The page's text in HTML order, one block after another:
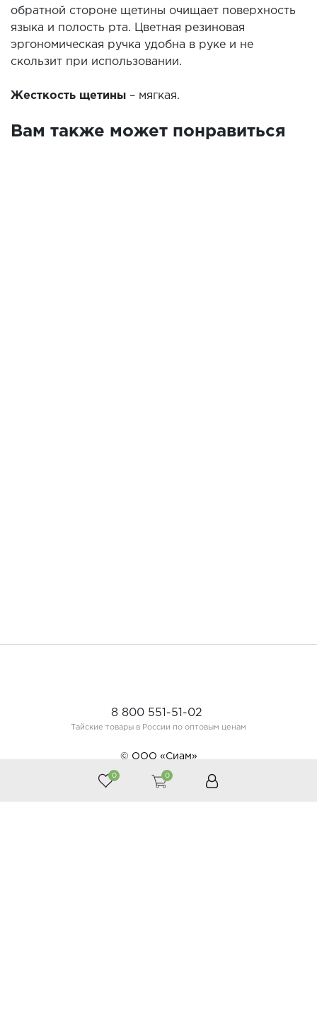
0 0
обратной стороне щетины очищает поверхность
языка и полость рта. Цветная резиновая
эргономическая ручка удобна в руке и не
скользит при использовании.
Жесткость щетины – мягкая.
Вам также может понравиться
8 800 551-51-02
Тайские товары в России по оптовым ценам
© ООО «Сиам»